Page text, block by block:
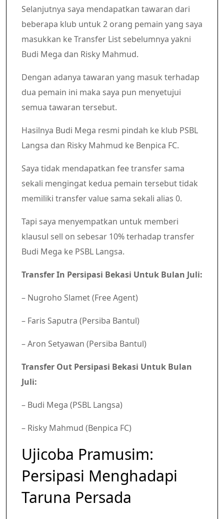
Selanjutnya saya mendapatkan tawaran dari
beberapa klub untuk 2 orang pemain yang saya
masukkan ke Transfer List sebelumnya yakni
Budi Mega dan Risky Mahmud.
Dengan adanya tawaran yang masuk terhadap
dua pemain ini maka saya pun menyetujui
semua tawaran tersebut.
Hasilnya Budi Mega resmi pindah ke klub PSBL
Langsa dan Risky Mahmud ke Benpica FC.
Saya tidak mendapatkan fee transfer sama
sekali mengingat kedua pemain tersebut tidak
memiliki transfer value sama sekali alias 0.
Tapi saya menyempatkan untuk memberi
klausul sell on sebesar 10% terhadap transfer
Budi Mega ke PSBL Langsa.
Transfer In Persipasi Bekasi Untuk Bulan Juli:
– Nugroho Slamet (Free Agent)
– Faris Saputra (Persiba Bantul)
– Aron Setyawan (Persiba Bantul)
Transfer Out Persipasi Bekasi Untuk Bulan
Juli:
– Budi Mega (PSBL Langsa)
– Risky Mahmud (Benpica FC)
Ujicoba Pramusim:
Persipasi Menghadapi
Taruna Persada